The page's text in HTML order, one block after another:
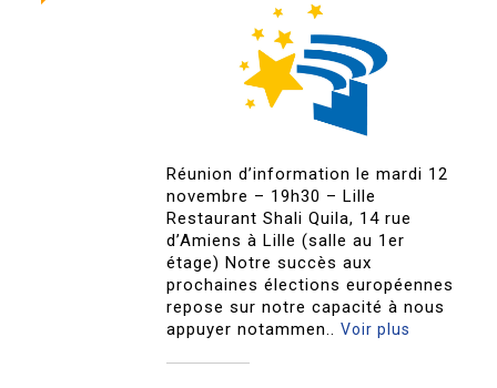
Réunion d’information le mardi 12
novembre – 19h30 – Lille
Restaurant Shali Quila, 14 rue
d’Amiens à Lille (salle au 1er
étage) Notre succès aux
prochaines élections européennes
repose sur notre capacité à nous
appuyer notammen..Voir plus